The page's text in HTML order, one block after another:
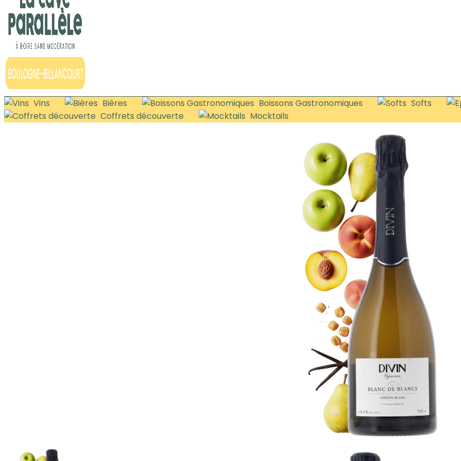
Vins Bières Boissons Gastronomiques Softs
Coffrets découverte
Mocktails